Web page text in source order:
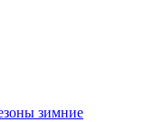
зимние